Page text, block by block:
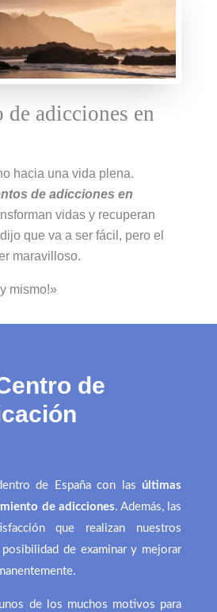
de adicciones en
hacia una vida plena.
de adicciones en
vidas y recuperan
que va a ser fácil, pero el
maravilloso.
mismo!»
de
de España con lasúltimas
de adicciones. Además, las
que realizan nuestros
de examinar y mejorar
de los muchos motivos para